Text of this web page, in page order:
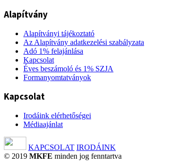
Alapítvány
Alapítványi tájékoztató
Az Alapítvány adatkezelési szabályzata
Adó 1% felajánlása
Kapcsolat
Éves beszámoló és 1% SZJA
Formanyomtatványok
Kapcsolat
Irodáink elérhetőségei
Médiaajánlat
KAPCSOLAT IRODÁINK
© 2019 MKFE minden jog fenntartva